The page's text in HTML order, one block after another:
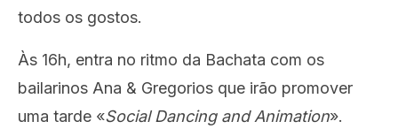
todos os gostos.
Às 16h, entra no ritmo da Bachata com os
bailarinos Ana & Gregorios que irão promover
uma tarde «Social Dancing and Animation».